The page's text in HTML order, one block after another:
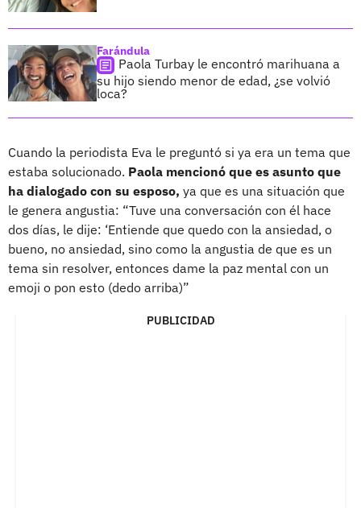
Farándula
Paola Turbay le encontró marihuana a
su hijo siendo menor de edad, ¿se volvió
loca?
Cuando la periodista Eva le preguntó si ya era un tema que
estaba solucionado. Paola mencionó que es asunto que
ha dialogado con su esposo, ya que es una situación que
le genera angustia: “Tuve una conversación con él hace
dos días, le dije: ‘Entiende que quedo con la ansiedad, o
bueno, no ansiedad, sino como la angustia de que es un
tema sin resolver, entonces dame la paz mental con un
emoji o pon esto (dedo arriba)”
PUBLICIDAD